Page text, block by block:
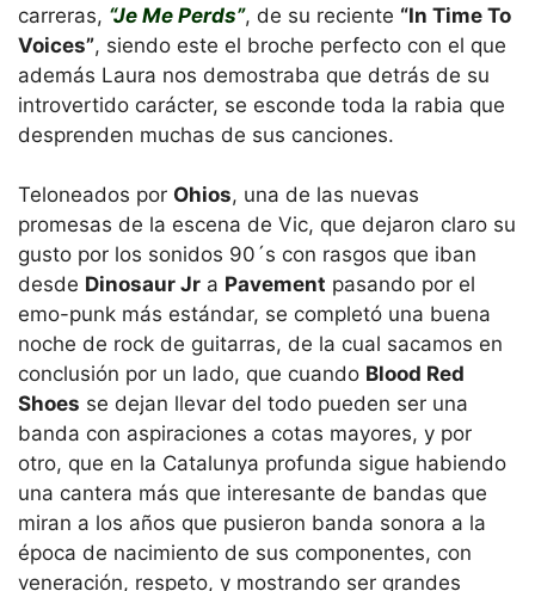
carreras, “Je Me Perds”, de su reciente “In Time To
Voices”, siendo este el broche perfecto con el que
además Laura nos demostraba que detrás de su
introvertido carácter, se esconde toda la rabia que
desprenden muchas de sus canciones.
Teloneados por Ohios, una de las nuevas
promesas de la escena de Vic, que dejaron claro su
gusto por los sonidos 90´s con rasgos que iban
desde Dinosaur Jr a Pavement pasando por el
emo-punk más estándar, se completó una buena
noche de rock de guitarras, de la cual sacamos en
conclusión por un lado, que cuando Blood Red
Shoes se dejan llevar del todo pueden ser una
banda con aspiraciones a cotas mayores, y por
otro, que en la Catalunya profunda sigue habiendo
una cantera más que interesante de bandas que
miran a los años que pusieron banda sonora a la
época de nacimiento de sus componentes, con
veneración, respeto, y mostrando ser grandes